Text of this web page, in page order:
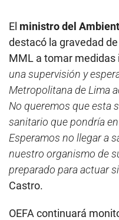
El ministro del
destacó la gravedad
MML a tomar medidas
una supervisión y
Metropolitana de Lima
No queremos que esta
sanitario que pondría
Esperamos no llegar a
nuestro organismo de
preparado para actuar
Castro.
OEFA continuará